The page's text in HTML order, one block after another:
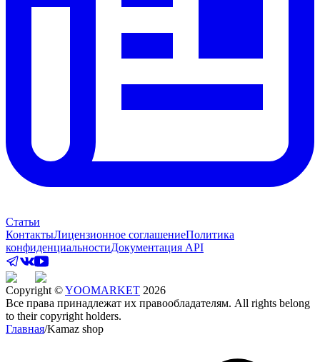
Статьи
КонтактыЛицензионное соглашениеПолитика
конфиденциальностиДокументация API
Copyright ©YOOMARKET 2026
Все права принадлежат их правообладателям. All rights belong
to their copyright holders.
Главная/Kamaz shop